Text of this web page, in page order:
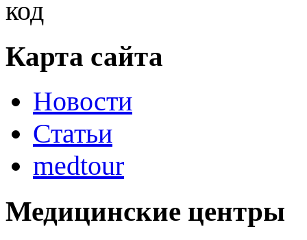
Карта сайта
Новости
Статьи
medtour
Медицинские центры